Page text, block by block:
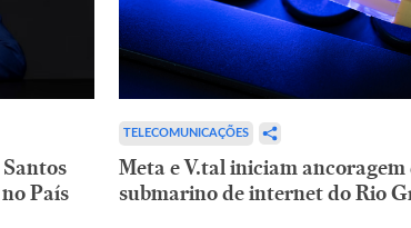
País
TELECOMUNICAÇÕES
Meta e V.tal iniciam ancoragem
submarino de internet do Rio